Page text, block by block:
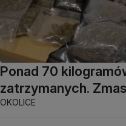
Ponad 70
zatrzymanych.
OKOLICE